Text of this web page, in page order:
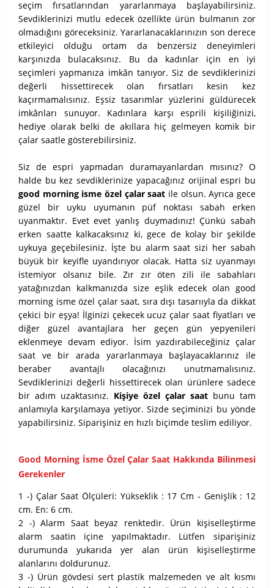
seçim fırsatlarından yararlanmaya başlayabilirsiniz.
Sevdiklerinizi mutlu edecek özellikte ürün bulmanın zor
olmadığını göreceksiniz. Yararlanacaklarınızın son derece
etkileyici olduğu ortam da benzersiz deneyimleri
karşınızda bulacaksınız. Bu da kadınlar için en iyi
seçimleri yapmanıza imkân tanıyor. Siz de sevdiklerinizi
değerli hissettirecek olan fırsatları kesin kez
kaçırmamalısınız. Eşsiz tasarımlar yüzlerini güldürecek
imkânları sunuyor. Kadınlara karşı esprili kişiliğinizi,
hediye olarak belki de akıllara hiç gelmeyen komik bir
çalar saatle gösterebilirsiniz.
Siz de espri yapmadan duramayanlardan mısınız? O
halde bu kez sevdiklerinize yapacağınız orijinal espri bu
good morning isme özel çalar saat ile olsun. Ayrıca gece
güzel bir uyku uyumanın püf noktası sabah erken
uyanmaktır. Evet evet yanlış duymadınız! Çünkü sabah
erken saatte kalkacaksınız ki, gece de kolay bir şekilde
uykuya geçebilesiniz. İşte bu alarm saat sizi her sabah
büyük bir keyifle uyandırıyor olacak. Hatta siz uyanmayı
istemiyor olsanız bile. Zır zır öten zili ile sabahları
yatağınızdan kalkmanızda size eşlik edecek olan good
morning isme özel çalar saat, sıra dışı tasarııyla da dikkat
çekici bir eşya! İlginizi çekecek ucuz çalar saat fiyatları ve
diğer güzel avantajlara her geçen gün yepyenileri
eklenmeye devam ediyor. İsim yazdırabileceğiniz çalar
saat ve bir arada yararlanmaya başlayacaklarınız ile
beraber avantajlı olacağınızı unutmamalısınız.
Sevdiklerinizi değerli hissettirecek olan ürünlere sadece
bir adım uzaktasınız. Kişiye özel çalar saat bunu tam
anlamıyla karşılamaya yetiyor. Sizde seçiminizi bu yönde
yapabilirsiniz. Siparişiniz en hızlı biçimde teslim ediliyor.
Good Morning İsme Özel Çalar Saat Hakkında Bilinmesi
Gerekenler
1 -) Çalar Saat Ölçüleri: Yükseklik : 17 Cm - Genişlik : 12
cm. En: 6 cm.
2 -) Alarm Saat beyaz renktedir. Ürün kişiselleştirme
alarm saatin içine yapılmaktadır. Lütfen siparişiniz
durumunda yukarıda yer alan ürün kişiselleştirme
alanlarını doldurunuz.
3 -) Ürün gövdesi sert plastik malzemeden ve alt kısmı